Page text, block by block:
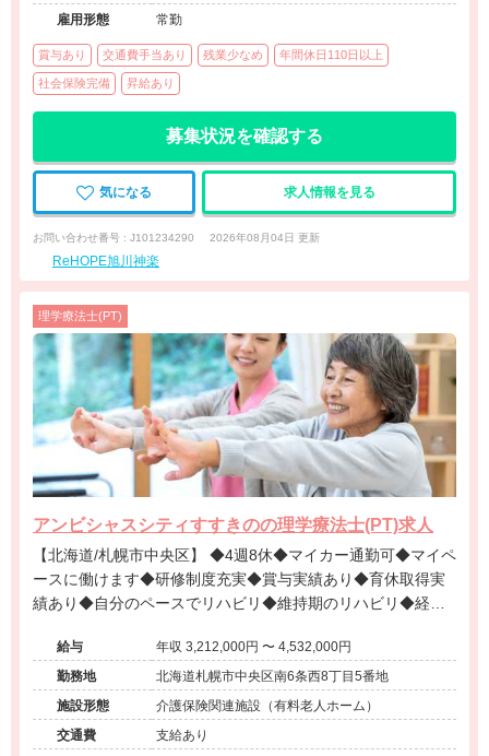
雇用形態
常勤
賞与あり 交通費手当あり 残業少なめ 年間休日110日以上
社会保険完備 昇給あり
募集状況を確認する
気になる 求人情報を見る
お問い合わせ番号 : J101234290 2026年08月04日 更新
ReHOPE旭川神楽
理学療法士(PT)
アンビシャスシティすすきのの理学療法士(PT)求人
【北海道/札幌市中央区】 ◆4週8休◆マイカー通勤可◆マイペ
ースに働けます◆研修制度充実◆賞与実績あり◆育休取得実
績あり◆自分のペースでリハビリ◆維持期のリハビリ◆経験
給与
年収 3,212,000円 〜 4,532,000円
勤務地
北海道札幌市中央区南6条西8丁目5番地
施設形態
介護保険関連施設（有料老人ホーム）
交通費
支給あり